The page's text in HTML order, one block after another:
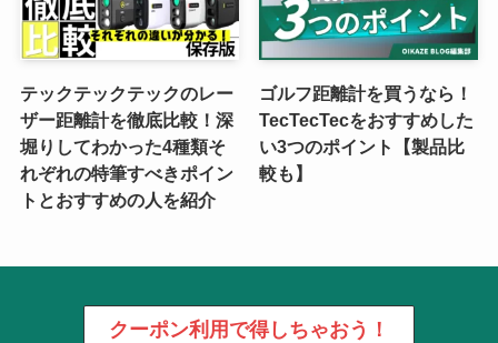
テックテックテックのレー
ザー距離計を徹底比較！深
堀りしてわかった4種類そ
れぞれの特筆すべきポイン
トとおすすめの人を紹介
ゴルフ距離計を買うなら！
TecTecTecをおすすめした
い3つのポイント【製品比
較も】
クーポン利用で得しちゃおう！